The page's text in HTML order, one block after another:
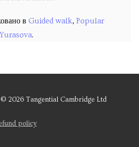
в Guided walk, Popular
.
2026 Tangential Cambridge Ltd
policy